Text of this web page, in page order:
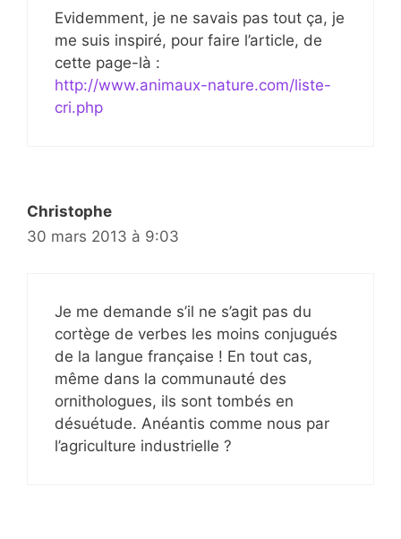
Evidemment, je ne savais pas tout ça, je
me suis inspiré, pour faire l’article, de
cette page-là :
http://www.animaux-nature.com/liste-
cri.php
Christophe
30 mars 2013 à 9:03
Je me demande s’il ne s’agit pas du
cortège de verbes les moins conjugués
de la langue française ! En tout cas,
même dans la communauté des
ornithologues, ils sont tombés en
désuétude. Anéantis comme nous par
l’agriculture industrielle ?